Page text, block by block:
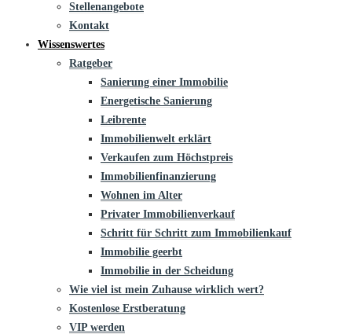
Stellenangebote
Kontakt
Wissenswertes
Ratgeber
Sanierung einer Immobilie
Energetische Sanierung
Leibrente
Immobilienwelt erklärt
Verkaufen zum Höchstpreis
Immobilienfinanzierung
Wohnen im Alter
Privater Immobilienverkauf
Schritt für Schritt zum Immobilienkauf
Immobilie geerbt
Immobilie in der Scheidung
Wie viel ist mein Zuhause wirklich wert?
Kostenlose Erstberatung
VIP werden